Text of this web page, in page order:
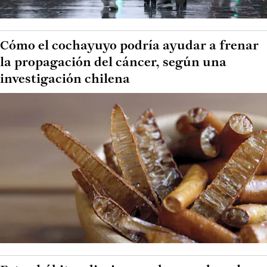
Cómo el cochayuyo podría ayudar a frenar
la propagación del cáncer, según una
investigación chilena